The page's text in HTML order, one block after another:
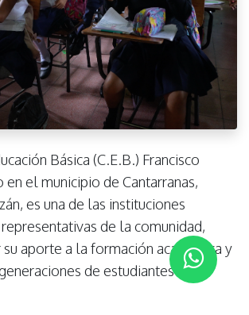
Básica (C.E.B.) Francisco
en el municipio de Cantarranas,
es una de las instituciones
de la comunidad,
aporte a la formación académica y
de estudiantes del